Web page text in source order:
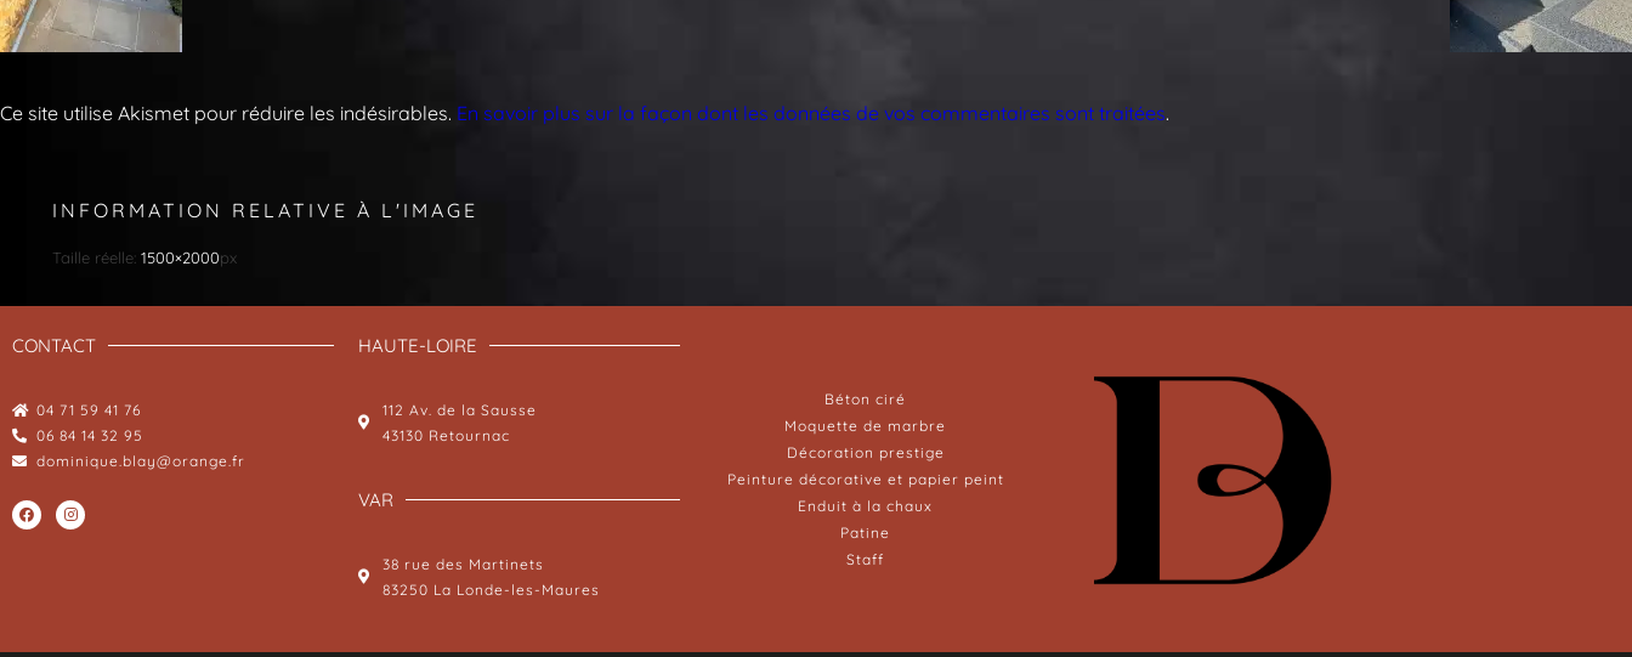
Ce site utilise Akismet pour réduire les indésirables. En savoir plus sur la façon dont les données de vos commentaires sont traitées.
INFORMATION RELATIVE À L'IMAGE
Taille réelle: 1500×2000px
CONTACT
04 71 59 41 76
06 84 14 32 95
dominique.blay@orange.fr
HAUTE-LOIRE
112 Av. de la Sausse
43130 Retournac
VAR
38 rue des Martinets
83250 La Londe-les-Maures
Béton ciré
Moquette de marbre
Décoration prestige
Peinture décorative et papier peint
Enduit à la chaux
Patine
Staff